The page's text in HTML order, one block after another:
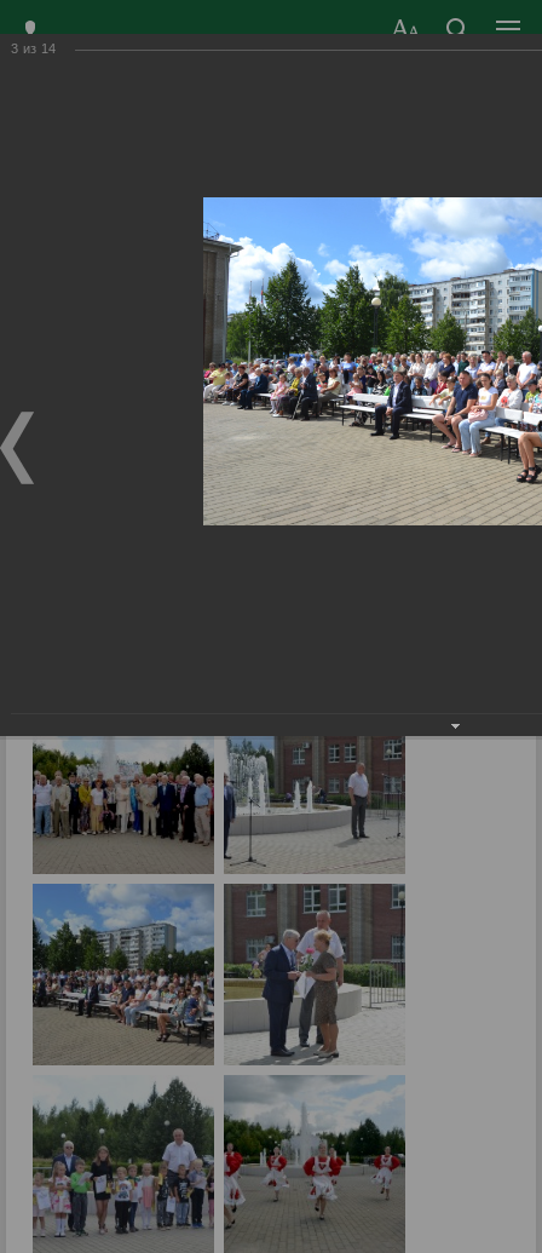
САМОУПРАВЛЕНИЯ
г. Радужный, 1 квартал, д.55
Адрес здания администрации
radugn@avo.ru
Электронная почта
Главная Фотогалерея › Новости
›
Строитель – профессия на все времена!
Строитель – профессия на все времена!
3 из 14